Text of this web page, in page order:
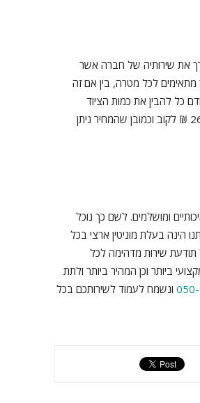
את שירותיה של חברה אשר
לכל מטרה, בין אם זה
כל להבין את כמות הציוד
הנדרשת לאחסון, וכן גם את זמן האחסון. אנו מציעים מחיר אטרקטיבי במיוחד של 26-32 ₪ לקוב וכמובן שהמחיר ניתן
ומושלמים. לשם כך נוכל
הינה בעלת מוניטין ארצי בכל
תודעת שירות מדהימה לכל
ביותר וכן המהיר ביותר ולתת
ונשמח לעמוד לשירותכם בכל